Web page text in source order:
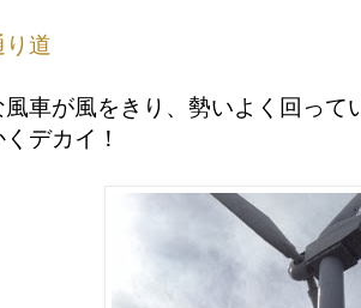
り道
風車が風をきり、勢いよく回って
デカイ！